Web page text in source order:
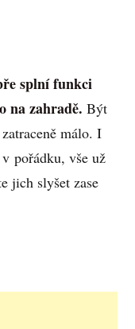
splní funkci
na zahradě. Být
málo. I
pořádku, vše už
jich slyšet zase